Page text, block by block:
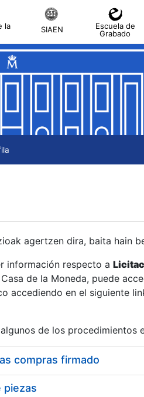
la
SIAEN
Escuela de
Grabado
agertzen dira, baita hain
información respecto a
de la Moneda, puede
accediendo en el siguiente
de los procedimientos
compras firmado
piezas